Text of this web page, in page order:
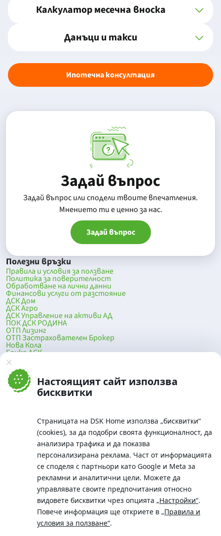
Настоящият сайт използва
бисквитки
Страницата на DSK Home използва „бисквитки“
(cookies), за да подобри своята функционалност, да
анализира трафика и да показва
персонализирана реклама. Част от информацията
се споделя с партньори като Google и Meta за
рекламни и аналитични цели. Можете да
управлявате своите предпочитания относно
видовете бисквитки чрез опцията „Настройки“.
Повече информация ще откриете в „Правила и
условия за ползване“.
Калкулатор месечна вноска
Данъци и такси
Ипотечна консултация
Задай въпрос
Задай въпрос или сподели твоите впечатления.
Mнението ти е ценно за нас.
Задай въпрос
Полезни връзки
Правила и условия за ползване
Политика за поверителност
Обработване на лични данни
Финансови услуги от разстояние
ДСК Дом
ДСК Агро
ДСК Управление на активи АД
ПОК ДСК РОДИНА
ОТП Лизинг
ОТП Застрахователен Брокер
Нова Кола
Банка ДСК
DSK Mobile
Оферти за продажба от Банка ДСК
Клонова мрежа и банкомати
До началото на страницата
Телефон:
0700 10 375 / *2375
Московска No.19 / ул. Г. Бенковски No. 5, София 1036
SWIFT/BIC: